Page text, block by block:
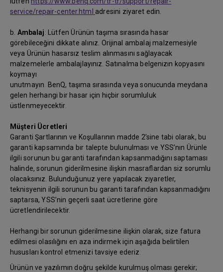
service/repair-center.html adresini ziyaret edin.
b. Ambalaj: Lütfen Ürünün taşıma sırasında hasar
görebileceğini dikkate alınız. Orijinal ambalaj malzemesiyle
veya Ürünün hasarsız teslim alınmasını sağlayacak
malzemelerle ambalajlayınız. Satınalma belgenizin kopyasını
koymayı
unutmayın. BenQ, taşıma sırasında veya sonucunda meydana
gelen herhangi bir hasar için hiçbir sorumluluk
üstlenmeyecektir.
Müşteri Ücretleri
Garanti Şartlarının ve Koşullarının madde 2’sine tabi olarak, bu
garanti kapsamında bir talepte bulunulması ve YSS’nin Ürünle
ilgili sorunun bu garanti tarafından kapsanmadığını saptaması
halinde, sorunun giderilmesine ilişkin masraflardan siz sorumlu
olacaksınız. Bulunduğunuz yere yapılacak ziyaretler,
teknisyenin ilgili sorunun bu garanti tarafından kapsanmadığını
saptarsa, YSS’nin geçerli saat ücretlerine göre
ücretlendirilecektir.
Herhangi bir sorunun giderilmesine ilişkin olarak, size fatura
edilmesi olasılığını en aza indirmek için aşağıda belirtilen
hususları kontrol etmenizi tavsiye ederiz:
Ürünün ve yazılımın doğru şekilde kurulmuş olması gerekir;